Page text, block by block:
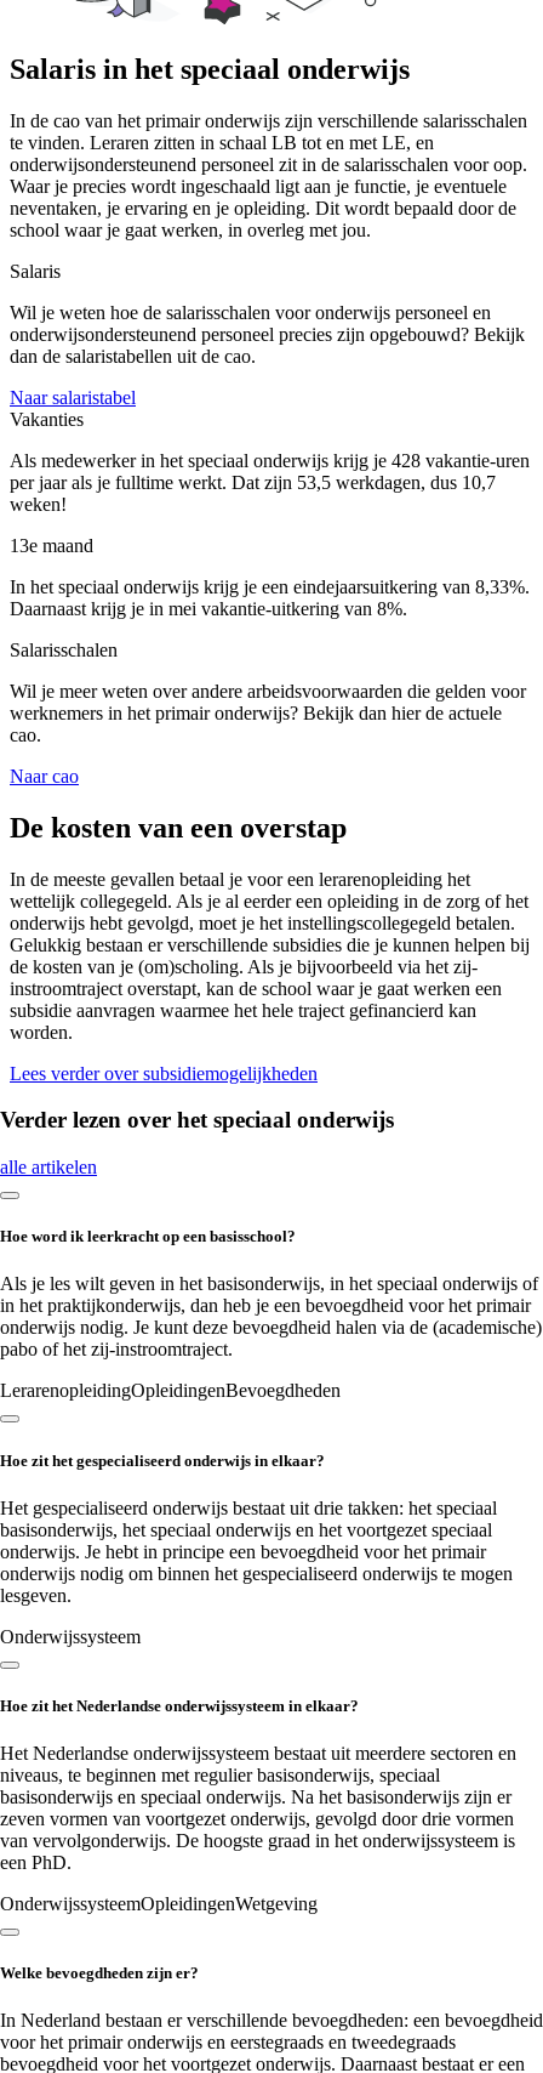
Salaris in het speciaal onderwijs
In de cao van het primair onderwijs zijn verschillende salarisschalen
te vinden. Leraren zitten in schaal LB tot en met LE, en
onderwijsondersteunend personeel zit in de salarisschalen voor oop.
Waar je precies wordt ingeschaald ligt aan je functie, je eventuele
neventaken, je ervaring en je opleiding. Dit wordt bepaald door de
school waar je gaat werken, in overleg met jou.
Salaris
Wil je weten hoe de salarisschalen voor onderwijs personeel en
onderwijsondersteunend personeel precies zijn opgebouwd? Bekijk
dan de salaristabellen uit de cao.
Naar salaristabel
Vakanties
Als medewerker in het speciaal onderwijs krijg je 428 vakantie-uren
per jaar als je fulltime werkt. Dat zijn 53,5 werkdagen, dus 10,7
weken!
13e maand
In het speciaal onderwijs krijg je een eindejaarsuitkering van 8,33%.
Daarnaast krijg je in mei vakantie-uitkering van 8%.
Salarisschalen
Wil je meer weten over andere arbeidsvoorwaarden die gelden voor
werknemers in het primair onderwijs? Bekijk dan hier de actuele
cao.
Naar cao
De kosten van een overstap
In de meeste gevallen betaal je voor een lerarenopleiding het
wettelijk collegegeld. Als je al eerder een opleiding in de zorg of het
onderwijs hebt gevolgd, moet je het instellingscollegegeld betalen.
Gelukkig bestaan er verschillende subsidies die je kunnen helpen bij
de kosten van je (om)scholing. Als je bijvoorbeeld via het zij-
instroomtraject overstapt, kan de school waar je gaat werken een
subsidie aanvragen waarmee het hele traject gefinancierd kan
worden.
Lees verder over subsidiemogelijkheden
Verder lezen over het speciaal onderwijs
alle artikelen
Hoe word ik leerkracht op een basisschool?
Als je les wilt geven in het basisonderwijs, in het speciaal onderwijs of
in het praktijkonderwijs, dan heb je een bevoegdheid voor het primair
onderwijs nodig. Je kunt deze bevoegdheid halen via de (academische)
pabo of het zij-instroomtraject.
LerarenopleidingOpleidingenBevoegdheden
Hoe zit het gespecialiseerd onderwijs in elkaar?
Het gespecialiseerd onderwijs bestaat uit drie takken: het speciaal
basisonderwijs, het speciaal onderwijs en het voortgezet speciaal
onderwijs. Je hebt in principe een bevoegdheid voor het primair
onderwijs nodig om binnen het gespecialiseerd onderwijs te mogen
lesgeven.
Onderwijssysteem
Hoe zit het Nederlandse onderwijssysteem in elkaar?
Het Nederlandse onderwijssysteem bestaat uit meerdere sectoren en
niveaus, te beginnen met regulier basisonderwijs, speciaal
basisonderwijs en speciaal onderwijs. Na het basisonderwijs zijn er
zeven vormen van voortgezet onderwijs, gevolgd door drie vormen
van vervolgonderwijs. De hoogste graad in het onderwijssysteem is
een PhD.
OnderwijssysteemOpleidingenWetgeving
Welke bevoegdheden zijn er?
In Nederland bestaan er verschillende bevoegdheden: een bevoegdheid
voor het primair onderwijs en eerstegraads en tweedegraads
bevoegdheid voor het voortgezet onderwijs. Daarnaast bestaat er een